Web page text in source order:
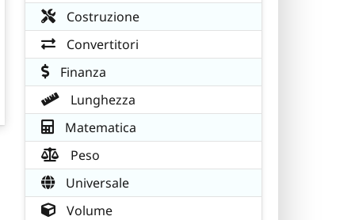
Costruzione
Convertitori
Finanza
Lunghezza
Matematica
Peso
Universale
Volume